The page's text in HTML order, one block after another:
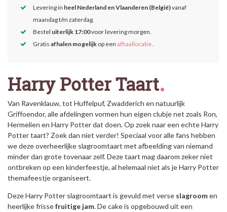
Levering in heel Nederland en Vlaanderen (België)vanaf
maandag t/m zaterdag.
Bestel uiterlijk 17:00voor levering morgen.
Gratis afhalen mogelijk op een afhaallocatie.
Harry Potter Taart
Van Ravenklauw, tot Huffelpuf, Zwadderich en natuurlijk
Griffoendor, alle afdelingen vormen hun eigen clubje net zoals Ron,
Hermelien en Harry Potter dat doen. Op zoek naar een echte Harry
Potter taart? Zoek dan niet verder! Speciaal voor alle fans hebben
we deze overheerlijke slagroomtaart met afbeelding van niemand
minder dan grote tovenaar zelf. Deze taart mag daarom zeker niet
ontbreken op een kinderfeestje, al helemaal niet als je Harry Potter
themafeestje organiseert.
Deze Harry Potter slagroomtaart is gevuld met verse slagroomen
heerlijke frissefruitige jam. De cake is opgebouwd uit een